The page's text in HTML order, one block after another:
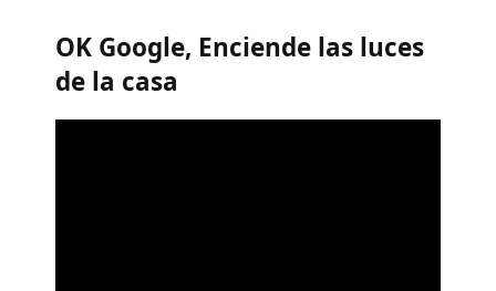
OK Google, Enciende las luces
de la casa